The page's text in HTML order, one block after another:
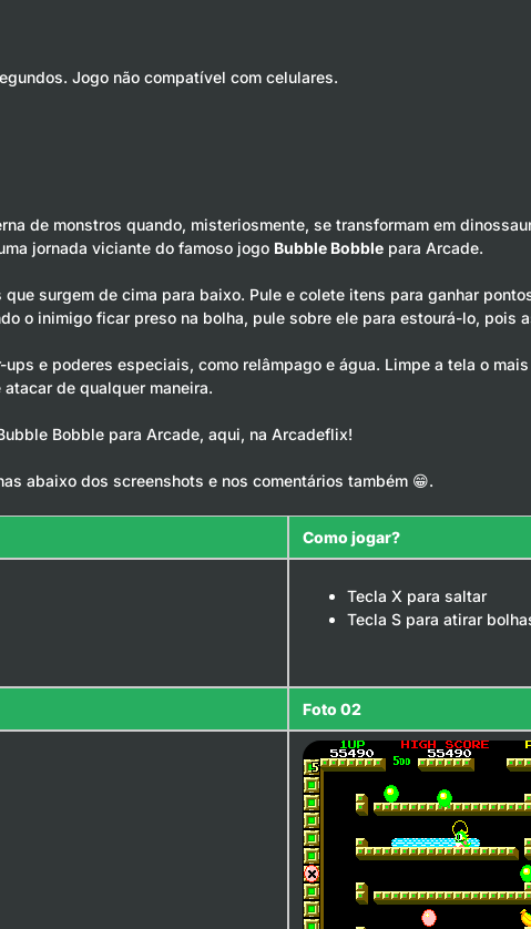
Jogo não compatível com celulares.
de monstros quando, misteriosmente, se transformam em
jornada viciante do famoso jogo Bubble Bobble para Arcade.
surgem de cima para baixo. Pule e colete itens para ganhar
o inimigo ficar preso na bolha, pule sobre ele para estourá-lo, pois
e poderes especiais, como relâmpago e água. Limpe a tela o
de qualquer maneira.
Bobble para Arcade, aqui, na Arcadeflix!
abaixo dos screenshots e nos comentários também 😁.
Como jogar?
Tecla X para saltar
Tecla S para atirar
Foto 02